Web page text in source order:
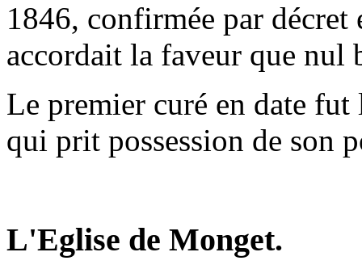
1846, confirmée par
accordait la faveur que nul
Le premier curé en date
qui prit possession de son
L'Eglise de Monget.